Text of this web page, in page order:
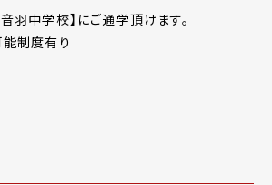
羽中学校】にご通学頂けます。
制度有り